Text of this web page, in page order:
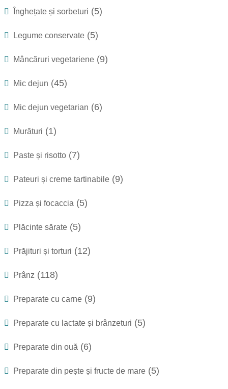
Înghețate și sorbeturi (5)
Legume conservate (5)
Mâncăruri vegetariene (9)
Mic dejun (45)
Mic dejun vegetarian (6)
Murături (1)
Paste și risotto (7)
Pateuri și creme tartinabile (9)
Pizza și focaccia (5)
Plăcinte sărate (5)
Prăjituri și torturi (12)
Prânz (118)
Preparate cu carne (9)
Preparate cu lactate și brânzeturi (5)
Preparate din ouă (6)
Preparate din pește și fructe de mare (5)